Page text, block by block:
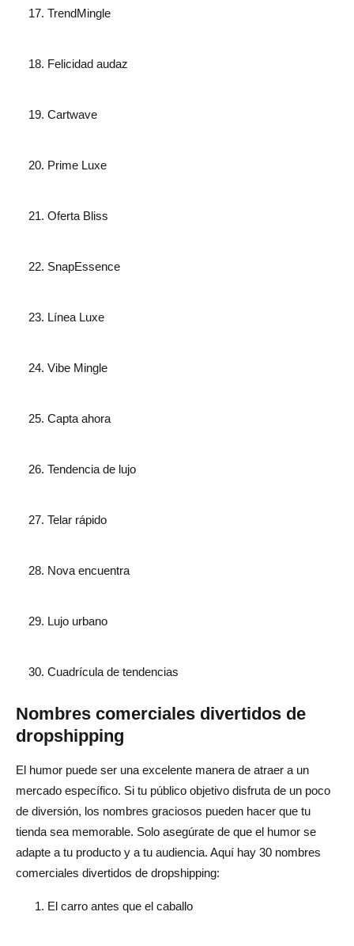
TrendMingle
Felicidad audaz
Cartwave
Prime Luxe
Oferta Bliss
SnapEssence
Línea Luxe
Vibe Mingle
Capta ahora
Tendencia de lujo
Telar rápido
Nova encuentra
Lujo urbano
Cuadrícula de tendencias
Nombres comerciales divertidos de
dropshipping
El humor puede ser una excelente manera de atraer a un
mercado específico. Si tu público objetivo disfruta de un poco
de diversión, los nombres graciosos pueden hacer que tu
tienda sea memorable. Solo asegúrate de que el humor se
adapte a tu producto y a tu audiencia. Aquí hay 30 nombres
comerciales divertidos de dropshipping:
El carro antes que el caballo